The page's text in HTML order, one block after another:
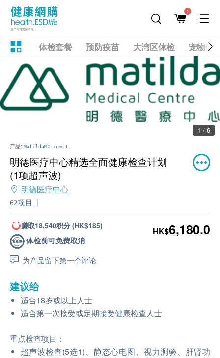
1
体检套餐 预防疫苗 大湾区体检 宠物健
1 / 6
产品: MatildaMC_com_1
明德医疗中心精选全面健康检查计划
(1项超声波)
明德医疗中心
62项目
赚取18,540积分 (HK$185)
体检前可免费取消
为产品留下第一个评论
HK$6,180.0
建议给
适合18岁或以上人士
适合第一次接受或定期接受健康检查人士
重点检查项目：
超声波检查(5选1)、静态心电图、视力测验、肝肾功